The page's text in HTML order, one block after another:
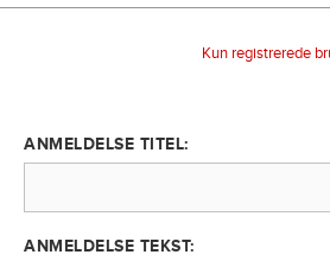
Kun registrerede
ANMELDELSE TITEL:
ANMELDELSE TEKST: